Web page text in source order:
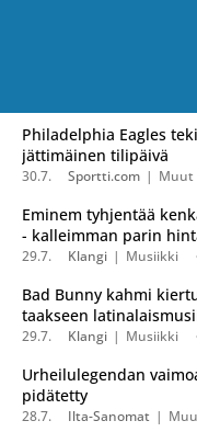
Philadelphia Eagles
jättimäinen tilipäivä
30.7. Sportti.com Muut
Eminem tyhjentää
- kalleimman parin
29.7. Klangi Musiikki
Bad Bunny kahmi
taakseen
29.7. Klangi Musiikki
Urheilulegendan
pidätetty
28.7. Ilta-Sanomat